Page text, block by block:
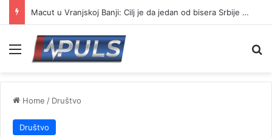
Macut u Vranjskoj Banji: Cilj je da jedan od bisera Srbije postane još jači centar banjskog turizma
Menu
Home / Društvo
Društvo